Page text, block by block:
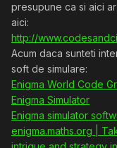
presupune ca si aici
aici:
http://
Acum daca sunteti
soft de simulare:
Enigma World Code
Enigma Simulator
Enigma simulator
enigma.maths.org |